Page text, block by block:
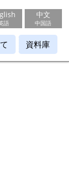
語
中文
中国語
資料庫